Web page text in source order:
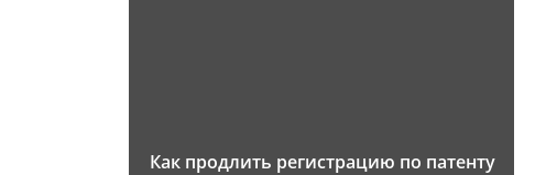
Как продлить регистрацию по патенту